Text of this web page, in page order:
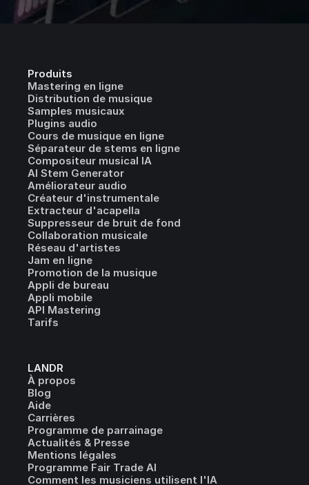
Produits
Mastering en ligne
Distribution de musique
Samples musicaux
Plugins audio
Cours de musique en ligne
Séparateur de stems en ligne
Compositeur musical IA
AI Stem Generator
Améliorateur audio
Créateur d'instrumentale
Extracteur d'acapella
Suppresseur de bruit de fond
Collaboration musicale
Réseau d'artistes
Jam en ligne
Promotion de la musique
Appli de bureau
Appli mobile
API Mastering
Tarifs
LANDR
À propos
Blog
Aide
Carrières
Programme de parrainage
Actualités & Presse
Mentions légales
Programme Fair Trade AI
Comment les musiciens utilisent l'IA